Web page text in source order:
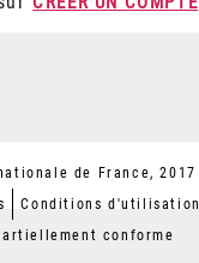
de France, 2017
Conditions d'utilisation
conforme